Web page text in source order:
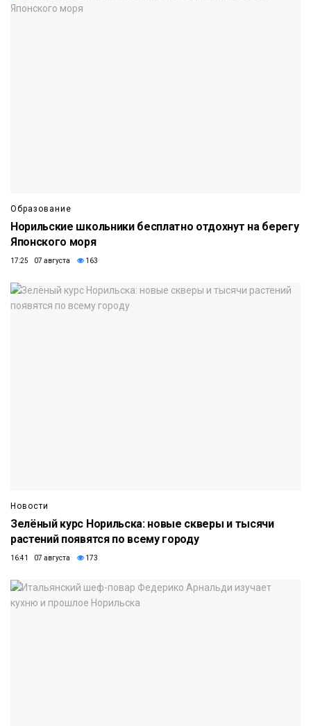
Образование
Норильские школьники бесплатно отдохнут на берегу
Японского моря
17:25 07 августа 163
Новости
Зелёный курс Норильска: новые скверы и тысячи
растений появятся по всему городу
16:41 07 августа 173